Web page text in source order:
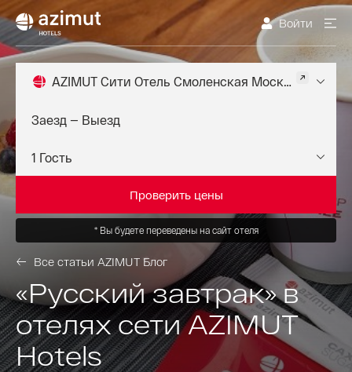
Войти
AZIMUT Сити Отель Смоленская Москва 4*
Проверить цены
* Вы будете переведены на сайт отеля
Все статьи AZIMUT Блог
«Русский завтрак» в
отелях сети AZIMUT
Hotels